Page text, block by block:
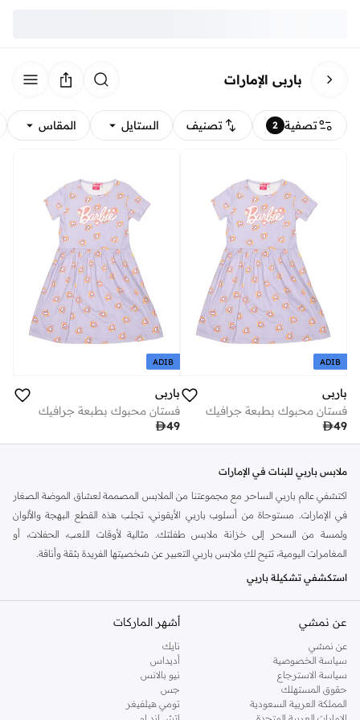
باربي الإمارات
تصفية 2 تصنيف الستايل المقاس
ADIB
باربي
فستان محبوك بطبعة جرافيك
49
ADIB
باربي
فستان محبوك بطبعة جرافيك
49
ملابس باربي للبنات في الإمارات
اكتشفي عالم باربي الساحر مع مجموعتنا من الملابس المصممة لعشاق الموضة الصغار
في الإمارات. مستوحاة من أسلوب باربي الأيقوني، تجلب هذه القطع البهجة والألوان
ولمسة من السحر إلى خزانة ملابس طفلتك. مثالية لأوقات اللعب، الحفلات، أو
المغامرات اليومية، تتيح لكِ ملابس باربي التعبير عن شخصيتها الفريدة بثقة وأناقة.
استكشفي تشكيلة باربي
يضم اختيارنا المنسق مجموعة متنوعة من الملابس التي تجسد جوهر باربي. من
الفساتين الزاهية والبلوزات المرحة إلى البنطلونات المريحة والإكسسوارات الأنيقة، كل
قطعة مصممة بعناية فائقة وجودة عالية. ابحثي عن الأزياء التي تحتفي بالخيال وتمكن
طفلتك من تحقيق أحلامها الكبيرة.
فساتين:فساتين لامعة وملونة وممتعة مثالية للمناسبات الخاصة أو ارتداء الملابس
التنكرية.
عن نمشي
عن نمشي
سياسة الخصوصية
سياسة الاسترجاع
حقوق المستهلك
المملكة العربية السعودية
أشهر الماركات
نايك
أديداس
نيو بالانس
جس
تومي هيلفيغر